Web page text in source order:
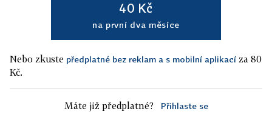
40 Kč
na první dva měsíce
Nebo zkuste předplatné bez reklam a s mobilní aplikací za 80
Kč.
Máte již předplatné? Přihlaste se